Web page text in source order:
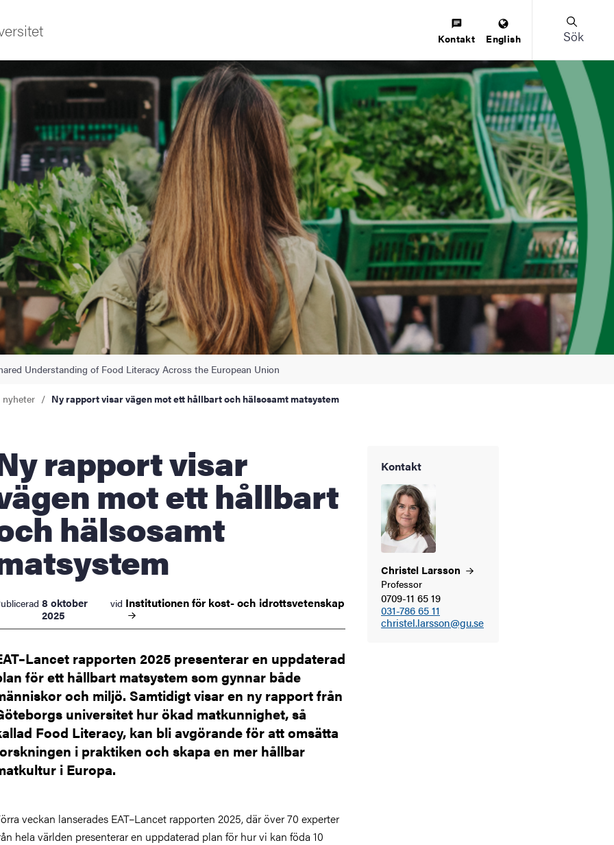
innovation
Kontakt English Sök
Understanding of Food Literacy Across the European Union
nyheter Ny rapport visar vägen mot ett hållbart och hälsosamt matsystem
visar
mot ett hållbart
hälsosamt
8 oktober
2025
vid Institutionen för kost- och idrottsvetenskap
rapporten 2025 presenterar en uppdaterad
för ett hållbart matsystem som gynnar både
och miljö. Samtidigt visar en ny rapport från
universitet hur ökad matkunnighet, så
Food Literacy, kan bli avgörande för att omsätta
i praktiken och skapa en mer hållbar
i Europa.
Kontakt
Christel Larsson
Professor
0709-11 65 19
031-786 65 11
christel.larsson@gu.se
veckan lanserades EAT–Lancet rapporten 2025, där över 70 experter
hela världen presenterar en uppdaterad plan för hur vi kan föda 10